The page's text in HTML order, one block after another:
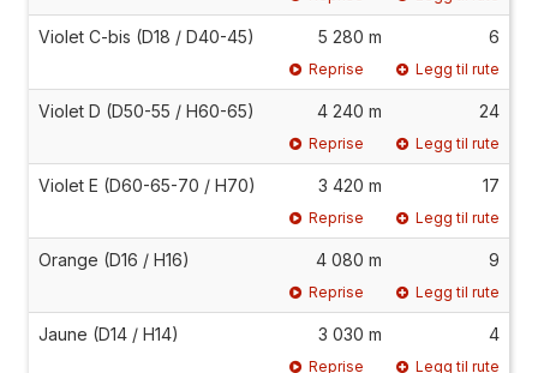
Violet C-bis (D18 / D40-45) 5 280 m 6
Reprise Legg til rute
Violet D (D50-55 / H60-65) 4 240 m 24
Reprise Legg til rute
Violet E (D60-65-70 / H70) 3 420 m 17
Reprise Legg til rute
Orange (D16 / H16) 4 080 m 9
Reprise Legg til rute
Jaune (D14 / H14) 3 030 m 4
Reprise Legg til rute